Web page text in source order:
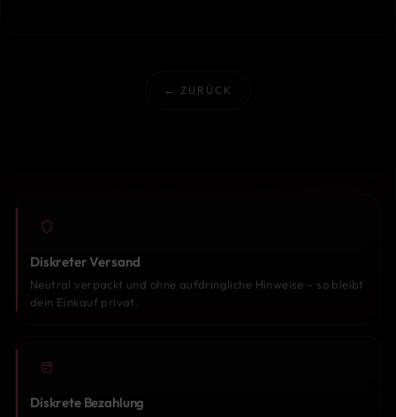
← ZURÜCK
Diskreter Versand
Neutral verpackt und ohne aufdringliche Hinweise – so bleibt
dein Einkauf privat.
Diskrete Bezahlung